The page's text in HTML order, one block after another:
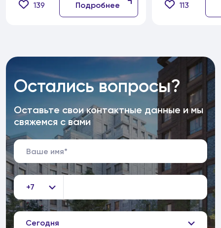
139 Подробнее 113
Остались вопросы?
Оставьте свои контактные данные и мы
свяжемся с вами
+7
Сегодня